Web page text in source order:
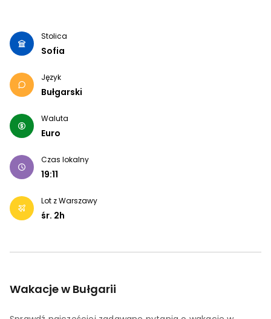
Stolica
Sofia
Język
Bułgarski
Waluta
Euro
Czas lokalny
19:11
Lot z Warszawy
śr. 2h
Wakacje w Bułgarii